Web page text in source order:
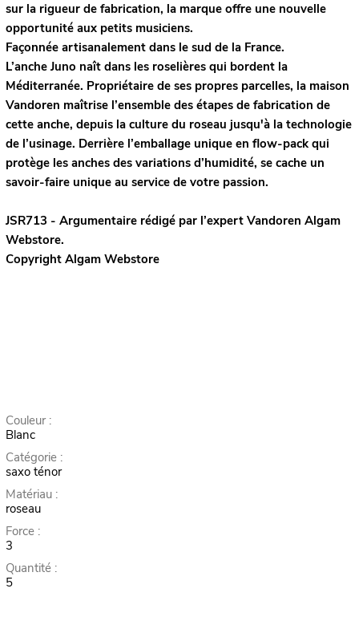
sur la rigueur de fabrication, la marque offre une nouvelle
opportunité aux petits musiciens.
Façonnée artisanalement dans le sud de la France.
L’anche Juno naît dans les roselières qui bordent la
Méditerranée. Propriétaire de ses propres parcelles, la maison
Vandoren maîtrise l’ensemble des étapes de fabrication de
cette anche, depuis la culture du roseau jusqu'à la technologie
de l’usinage. Derrière l’emballage unique en flow-pack qui
protège les anches des variations d’humidité, se cache un
savoir-faire unique au service de votre passion.
JSR713 - Argumentaire rédigé par l’expert Vandoren Algam
Webstore.
Copyright Algam Webstore
Couleur :
Blanc
Catégorie :
saxo ténor
Matériau :
roseau
Force :
3
Quantité :
5